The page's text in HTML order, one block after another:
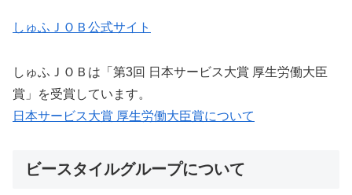
しゅふＪＯＢ公式サイト
しゅふＪＯＢは「第3回 日本サービス大賞 厚生労働大臣
賞」を受賞しています。
日本サービス大賞 厚生労働大臣賞について
ビースタイルグループについて